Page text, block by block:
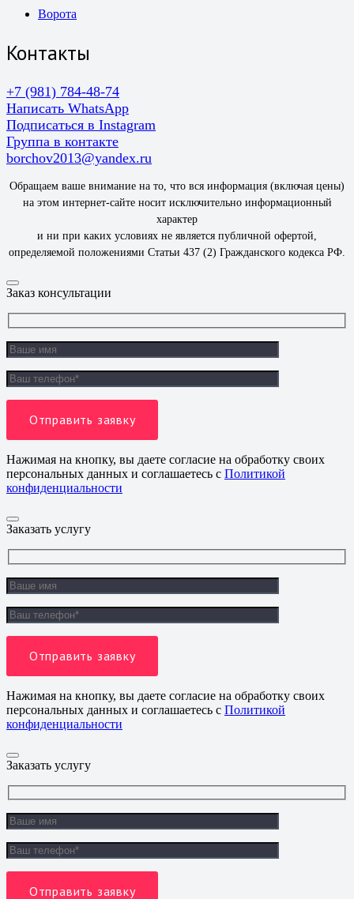
Ворота
Контакты
+7 (981) 784-48-74
Написать WhatsApp
Подписаться в Instagram
Группа в контакте
borchov2013@yandex.ru
Обращаем ваше внимание на то, что вся информация (включая цены)
на этом интернет-сайте носит исключительно информационный
характер
и ни при каких условиях не является публичной офертой,
определяемой положениями Статьи 437 (2) Гражданского кодекса РФ.
Заказ консультации
Нажимая на кнопку, вы даете согласие на обработку своих
персональных данных и соглашаетесь с Политикой
конфиденциальности
Заказать услугу
Нажимая на кнопку, вы даете согласие на обработку своих
персональных данных и соглашаетесь с Политикой
конфиденциальности
Заказать услугу